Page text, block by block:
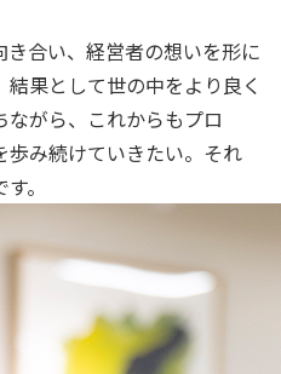
合い、経営者の想いを形に
果として世の中をより良く
ながら、これからもプロ
歩み続けていきたい。それ
。